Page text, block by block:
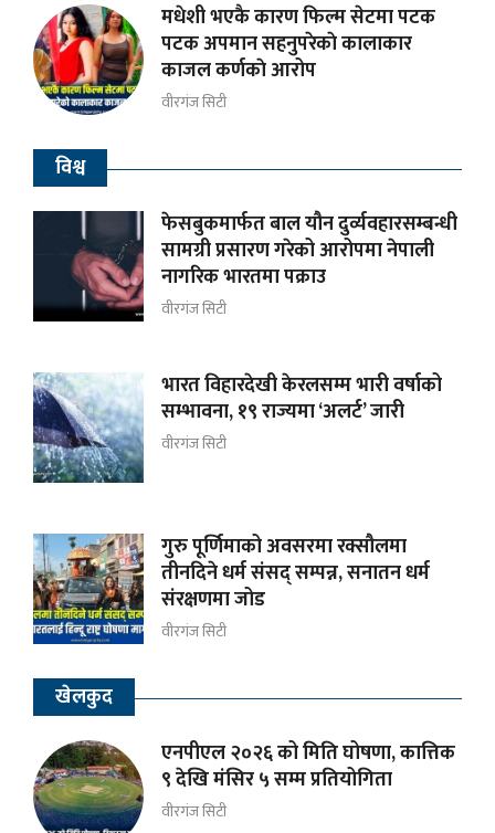
मधेशी भएकै कारण फिल्म सेटमा पटक
पटक अपमान सहनुपरेकाे कालाकार
काजल कर्णकाे आरोप
वीरगंज सिटी
विश्व
फेसबुकमार्फत बाल यौन दुर्व्यवहारसम्बन्धी
सामग्री प्रसारण गरेको आरोपमा नेपाली
नागरिक भारतमा पक्राउ
वीरगंज सिटी
भारत विहारदेखी केरलसम्म भारी वर्षाको
सम्भावना, १९ राज्यमा ‘अलर्ट’ जारी
वीरगंज सिटी
गुरु पूर्णिमाको अवसरमा रक्सौलमा
तीनदिने धर्म संसद् सम्पन्न, सनातन धर्म
संरक्षणमा जोड
वीरगंज सिटी
खेलकुद
एनपीएल २०२६ को मिति घोषणा, कात्तिक
९ देखि मंसिर ५ सम्म प्रतियोगिता
वीरगंज सिटी